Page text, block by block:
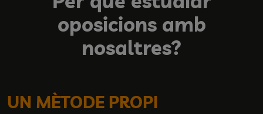
oposicions amb
nosaltres?
UN MÈTODE PROPI